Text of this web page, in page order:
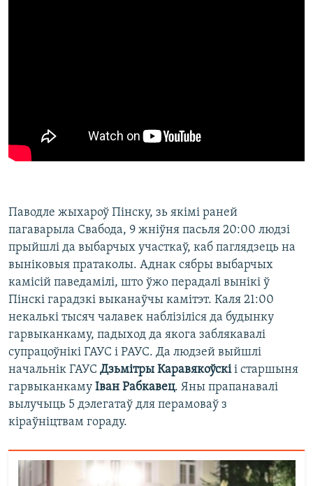
Паводле жыхароў Пінску, зь якімі раней
пагаварыла Свабода, 9 жніўня пасьля 20:00 людзі
прыйшлі да выбарчых участкаў, каб паглядзець на
выніковыя пратаколы. Аднак сябры выбарчых
камісій паведамілі, што ўжо перадалі вынікі ў
Пінскі гарадзкі выканаўчы камітэт. Каля 21:00
некалькі тысяч чалавек наблізіліся да будынку
гарвыканкаму, падыход да якога заблякавалі
супрацоўнікі ГАУС і РАУС. Да людзей выйшлі
начальнік ГАУС Дзьмітры Каравякоўскіі старшыня
гарвыканкаму Іван Рабкавец. Яны прапанавалі
вылучыць 5 дэлегатаў для перамоваў з
кіраўніцтвам гораду.